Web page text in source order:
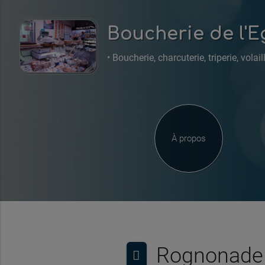
Boucherie de
• Boucherie, charcuterie, triperie,
À propos